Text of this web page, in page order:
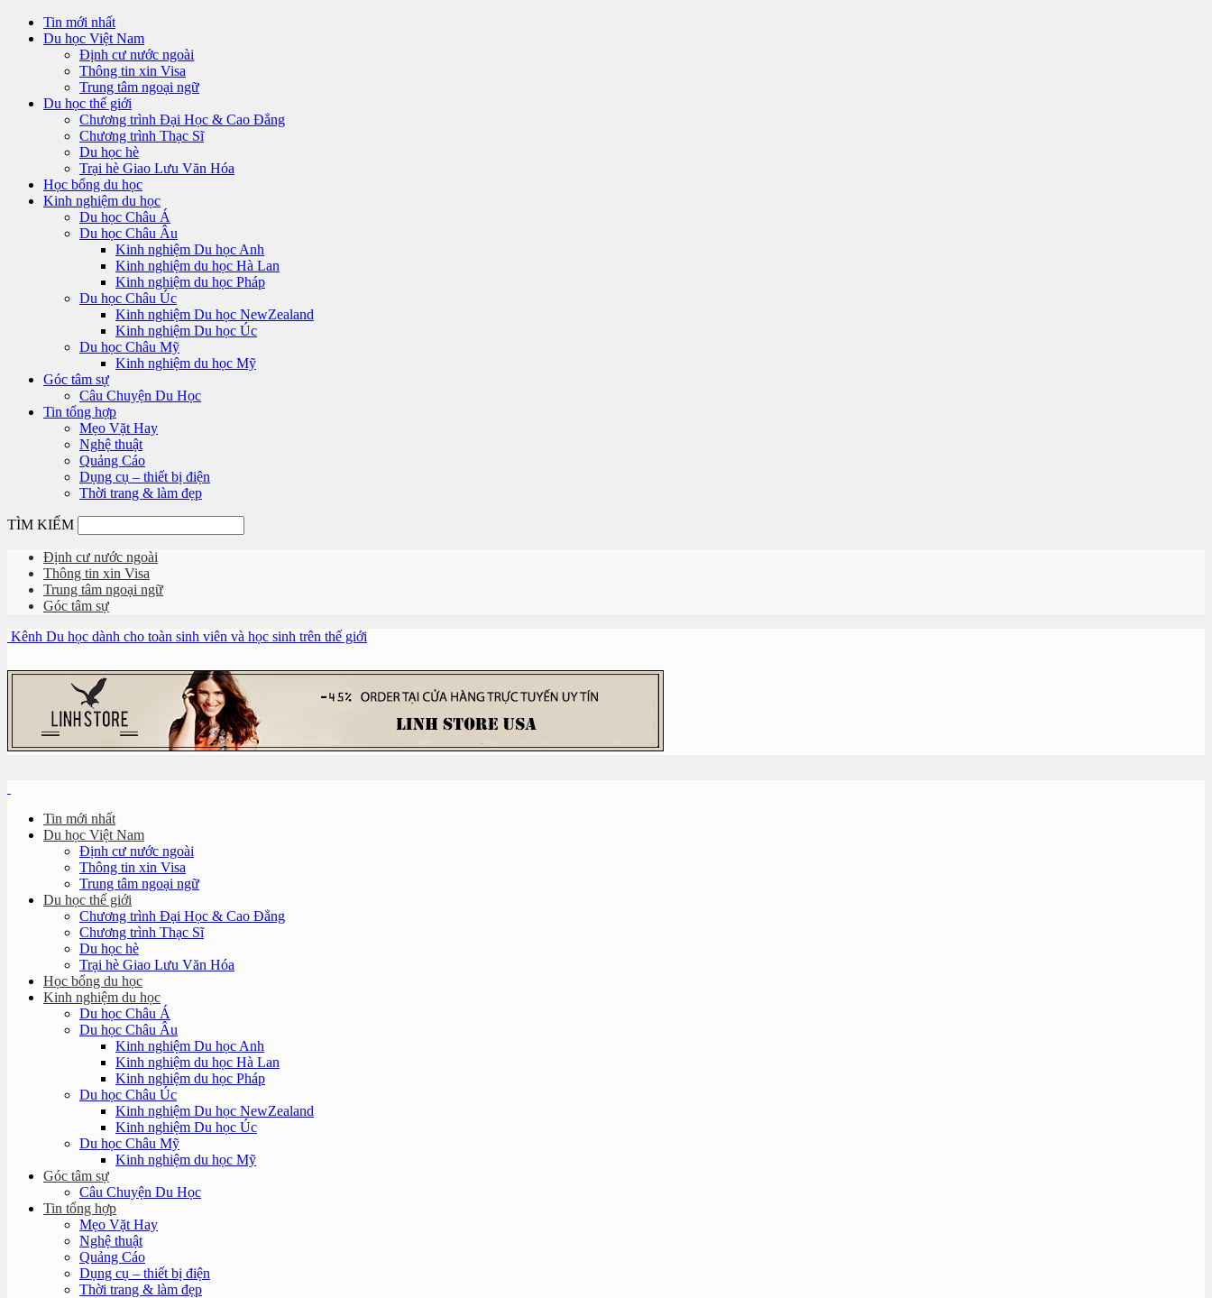
Tin mới nhất
Du học Việt Nam
Định cư nước ngoài
Thông tin xin Visa
Trung tâm ngoại ngữ
Du học thế giới
Chương trình Đại Học & Cao Đẳng
Chương trình Thạc Sĩ
Du học hè
Trại hè Giao Lưu Văn Hóa
Học bổng du học
Kinh nghiệm du học
Du học Châu Á
Du học Châu Âu
Kinh nghiệm Du học Anh
Kinh nghiệm du học Hà Lan
Kinh nghiệm du học Pháp
Du học Châu Úc
Kinh nghiệm Du học NewZealand
Kinh nghiệm Du học Úc
Du học Châu Mỹ
Kinh nghiệm du học Mỹ
Góc tâm sự
Câu Chuyện Du Học
Tin tổng hợp
Mẹo Vặt Hay
Nghệ thuật
Quảng Cáo
Dụng cụ – thiết bị điện
Thời trang & làm đẹp
TÌM KIẾM
Định cư nước ngoài
Thông tin xin Visa
Trung tâm ngoại ngữ
Góc tâm sự
Kênh Du học dành cho toàn sinh viên và học sinh trên thế giới
Tin mới nhất
Du học Việt Nam
Định cư nước ngoài
Thông tin xin Visa
Trung tâm ngoại ngữ
Du học thế giới
Chương trình Đại Học & Cao Đẳng
Chương trình Thạc Sĩ
Du học hè
Trại hè Giao Lưu Văn Hóa
Học bổng du học
Kinh nghiệm du học
Du học Châu Á
Du học Châu Âu
Kinh nghiệm Du học Anh
Kinh nghiệm du học Hà Lan
Kinh nghiệm du học Pháp
Du học Châu Úc
Kinh nghiệm Du học NewZealand
Kinh nghiệm Du học Úc
Du học Châu Mỹ
Kinh nghiệm du học Mỹ
Góc tâm sự
Câu Chuyện Du Học
Tin tổng hợp
Mẹo Vặt Hay
Nghệ thuật
Quảng Cáo
Dụng cụ – thiết bị điện
Thời trang & làm đẹp